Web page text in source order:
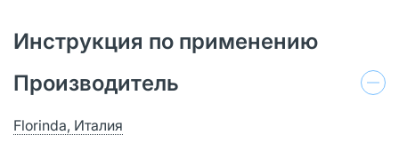
Инструкция по применению
Производитель
Florinda, Италия